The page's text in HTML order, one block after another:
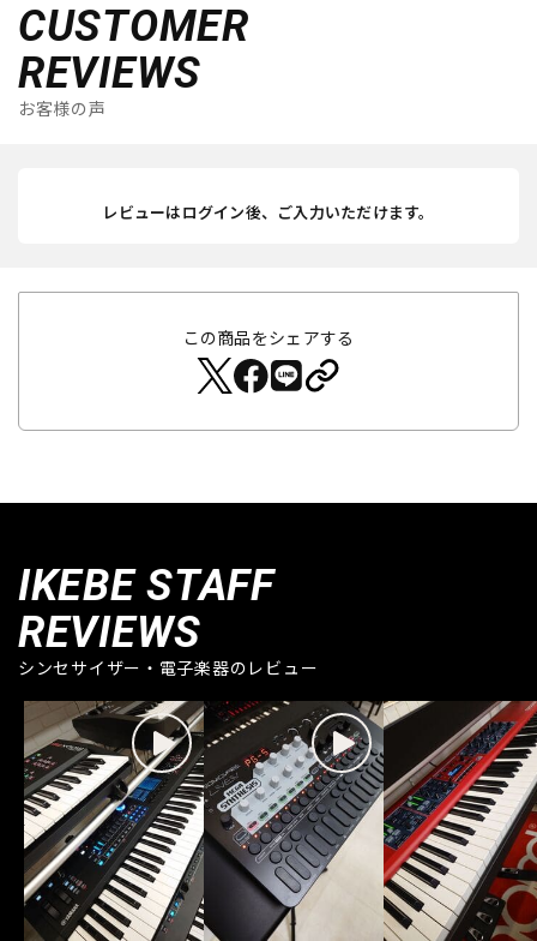
CUSTOMER
REVIEWS
お客様の声
レビューはログイン後、ご入力いただけます。
この商品をシェアする
IKEBE STAFF
REVIEWS
シンセサイザー・電子楽器のレビュー